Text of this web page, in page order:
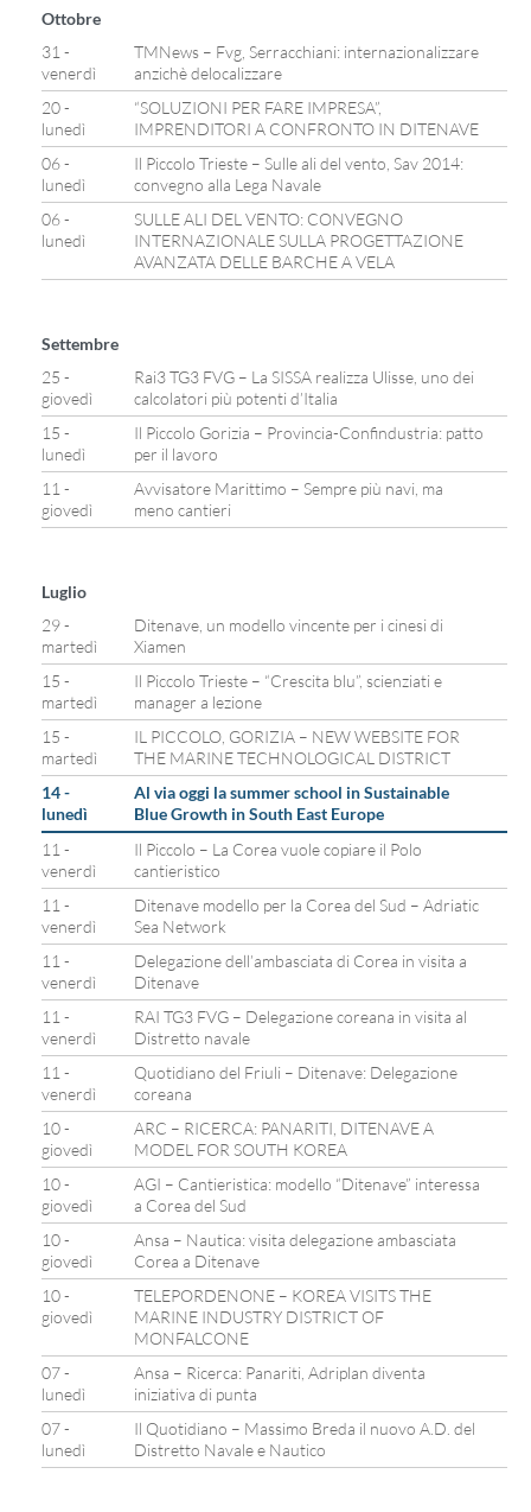
Ottobre
31 -
venerdì
TMNews – Fvg, Serracchiani: internazionalizzare
anzichè delocalizzare
20 -
lunedì
“SOLUZIONI PER FARE IMPRESA”,
IMPRENDITORI A CONFRONTO IN DITENAVE
06 -
lunedì
Il Piccolo Trieste – Sulle ali del vento, Sav 2014:
convegno alla Lega Navale
06 -
lunedì
SULLE ALI DEL VENTO: CONVEGNO
INTERNAZIONALE SULLA PROGETTAZIONE
AVANZATA DELLE BARCHE A VELA
Settembre
25 -
giovedì
Rai3 TG3 FVG – La SISSA realizza Ulisse, uno dei
calcolatori più potenti d’Italia
15 -
lunedì
Il Piccolo Gorizia – Provincia-Confindustria: patto
per il lavoro
11 -
giovedì
Avvisatore Marittimo – Sempre più navi, ma
meno cantieri
Luglio
29 -
martedì
Ditenave, un modello vincente per i cinesi di
Xiamen
15 -
martedì
Il Piccolo Trieste – “Crescita blu”, scienziati e
manager a lezione
15 -
martedì
IL PICCOLO, GORIZIA – NEW WEBSITE FOR
THE MARINE TECHNOLOGICAL DISTRICT
14 -
lunedì
Al via oggi la summer school in Sustainable
Blue Growth in South East Europe
11 -
venerdì
Il Piccolo – La Corea vuole copiare il Polo
cantieristico
11 -
venerdì
Ditenave modello per la Corea del Sud – Adriatic
Sea Network
11 -
venerdì
Delegazione dell’ambasciata di Corea in visita a
Ditenave
11 -
venerdì
RAI TG3 FVG – Delegazione coreana in visita al
Distretto navale
11 -
venerdì
Quotidiano del Friuli – Ditenave: Delegazione
coreana
10 -
giovedì
ARC – RICERCA: PANARITI, DITENAVE A
MODEL FOR SOUTH KOREA
10 -
giovedì
AGI – Cantieristica: modello “Ditenave” interessa
a Corea del Sud
10 -
giovedì
Ansa – Nautica: visita delegazione ambasciata
Corea a Ditenave
10 -
giovedì
TELEPORDENONE – KOREA VISITS THE
MARINE INDUSTRY DISTRICT OF
MONFALCONE
07 -
lunedì
Ansa – Ricerca: Panariti, Adriplan diventa
iniziativa di punta
07 -
lunedì
Il Quotidiano – Massimo Breda il nuovo A.D. del
Distretto Navale e Nautico